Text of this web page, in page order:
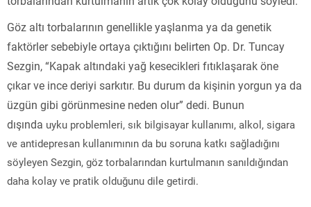
Göz altı torbalarının genellikle yaşlanma ya da genetik
faktörler sebebiyle ortaya çıktığını belirten Op. Dr. Tuncay
Sezgin, “Kapak altındaki yağ kesecikleri fıtıklaşarak öne
çıkar ve ince deriyi sarkıtır. Bu durum da kişinin yorgun ya da
üzgün gibi görünmesine neden olur” dedi. Bunun
dışında uyku problemleri, sık bilgisayar kullanımı, alkol, sigara
ve antidepresan kullanımının da bu soruna katkı sağladığını
söyleyen Sezgin, göz torbalarından kurtulmanın sanıldığından
daha kolay ve pratik olduğunu dile getirdi.